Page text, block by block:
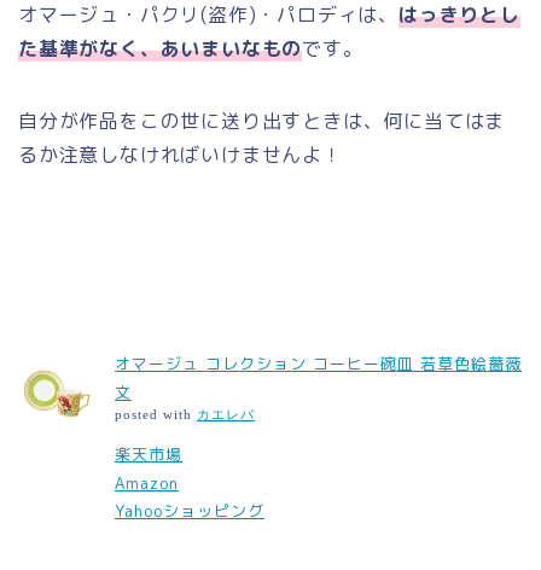
オマージュ・パクリ(盗作) ・パロディは、はっきりとし
た基準がなく、あいまいなものです。
自分が作品をこの世に送り出すときは、何に当てはま
るか注意しなければいけませんよ！
オマージュ コレクション コーヒー碗皿 若草色絵薔薇
文
posted with カエレバ
楽天市場
Amazon
Yahooショッピング